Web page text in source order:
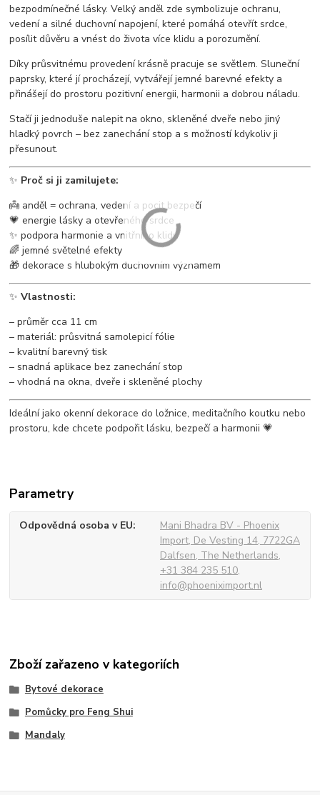
bezpodmínečné lásky. Velký anděl zde symbolizuje ochranu,
vedení a silné duchovní napojení, které pomáhá otevřít srdce,
posílit důvěru a vnést do života více klidu a porozumění.
Díky průsvitnému provedení krásně pracuje se světlem. Sluneční
paprsky, které jí procházejí, vytvářejí jemné barevné efekty a
přinášejí do prostoru pozitivní energii, harmonii a dobrou náladu.
Stačí ji jednoduše nalepit na okno, skleněné dveře nebo jiný
hladký povrch – bez zanechání stop a s možností kdykoliv ji
přesunout.
✨ Proč si ji zamilujete:
👼 anděl = ochrana, vedení a pocit bezpečí
💗 energie lásky a otevřeného srdce
✨ podpora harmonie a vnitřního klidu
🌈 jemné světelné efekty
🎁 dekorace s hlubokým duchovním významem
✨Vlastnosti:
– průměr cca 11 cm
– materiál: průsvitná samolepicí fólie
– kvalitní barevný tisk
– snadná aplikace bez zanechání stop
– vhodná na okna, dveře i skleněné plochy
Ideální jako okenní dekorace do ložnice, meditačního koutku nebo
prostoru, kde chcete podpořit lásku, bezpečí a harmonii 💗
Parametry
Odpovědná osoba v EU
Mani Bhadra BV - Phoenix
Import, De Vesting 14, 7722GA
Dalfsen, The Netherlands,
+31 384 235 510,
info@phoeniximport.nl
Zboží zařazeno v kategoriích
Bytové dekorace
Pomůcky pro Feng Shui
Mandaly